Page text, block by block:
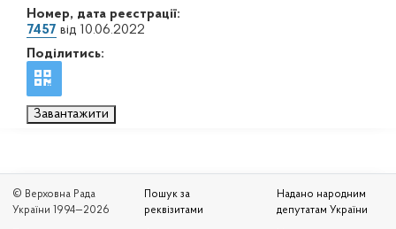
Номер, дата реєстрації:
7457 від 10.06.2022
Поділитись:
Завантажити
© Верховна Рада
України 1994—2026
Пошук за
реквізитами
Надано народним
депутатам України